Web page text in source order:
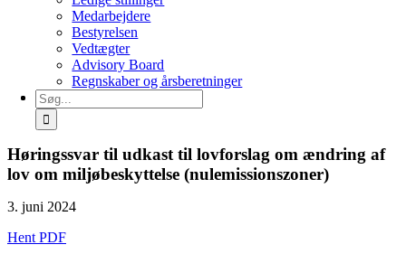
Medarbejdere
Bestyrelsen
Vedtægter
Advisory Board
Regnskaber og årsberetninger
Søg
efter:
Høringssvar til udkast til lovforslag om ændring af
lov om miljøbeskyttelse (nulemissionszoner)
3. juni 2024
Hent PDF